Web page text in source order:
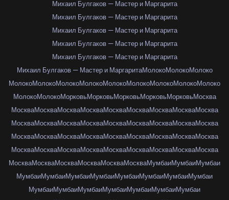
Михаил Булгаков — Мастер и Маргарита
Михаил Булгаков — Мастер и Маргарита
Михаил Булгаков — Мастер и Маргарита
Михаил Булгаков — Мастер и Маргарита
Михаил Булгаков — Мастер и Маргарита
Михаил Булгаков — Мастер и МаргаритаМолокоМолокоМолоко
МолокоМолокоМолокоМолокоМолокоМолокоМолокоМолокоМолоко
МолокоМолокоМорковьМорковьМорковьМорковьМорковьМосква
МоскваМоскваМоскваМоскваМоскваМоскваМоскваМоскваМосква
МоскваМоскваМоскваМоскваМоскваМоскваМоскваМоскваМосква
МоскваМоскваМоскваМоскваМоскваМоскваМоскваМоскваМосква
МоскваМоскваМоскваМоскваМоскваМоскваМоскваМоскваМосква
МоскваМоскваМоскваМоскваМоскваМоскваМумбаиМумбаиМумбаи
МумбаиМумбаиМумбаиМумбаиМумбаиМумбаиМумбаиМумбаи
МумбаиМумбаиМумбаиМумбаиМумбаиМумбаиМумбаи